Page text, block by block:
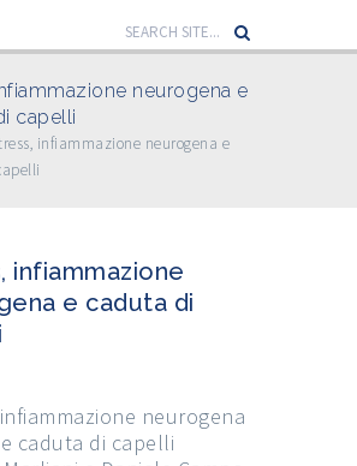
neurogena e
capelli
infiammazione neurogena e
infiammazione
e caduta di
neurogena
e caduta di capelli